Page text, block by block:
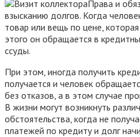
Права и
взысканию долгов. Когда
товар или вещь по цене,
этого он обращается в
ссуды.
При этом, иногда получить
получается и человек
без отказов, а в этом случае
В жизни могут возникнуть
обстоятельства, когда не
платежей по кредиту и долг